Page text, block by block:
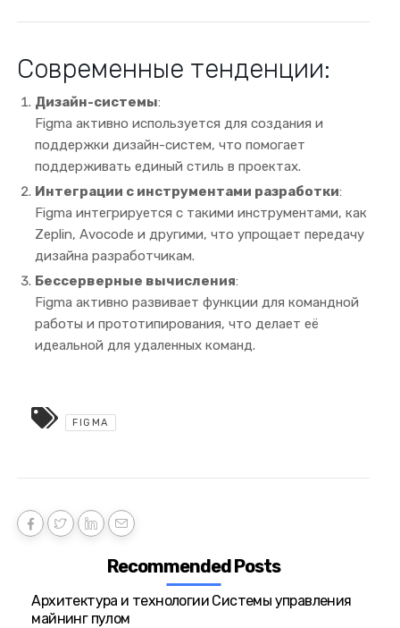
Современные тенденции:
Дизайн-системы:
Figma активно используется для создания и
поддержки дизайн-систем, что помогает
поддерживать единый стиль в проектах.
Интеграции с инструментами разработки:
Figma интегрируется с такими инструментами, как
Zeplin, Avocode и другими, что упрощает передачу
дизайна разработчикам.
Бессерверные вычисления:
Figma активно развивает функции для командной
работы и прототипирования, что делает её
идеальной для удаленных команд.
FIGMA
Recommended Posts
Архитектура и технологии Системы управления
майнинг пулом